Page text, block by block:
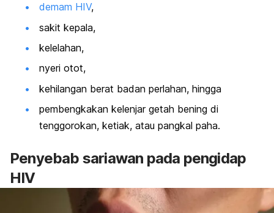
demam HIV,
sakit kepala,
kelelahan,
nyeri otot,
kehilangan berat badan perlahan, hingga
pembengkakan kelenjar getah bening di
tenggorokan, ketiak, atau pangkal paha.
Penyebab sariawan pada pengidap
HIV